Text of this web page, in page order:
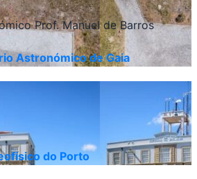
Prof. Manuel de Barros
Astronómico de Gaia
do Porto